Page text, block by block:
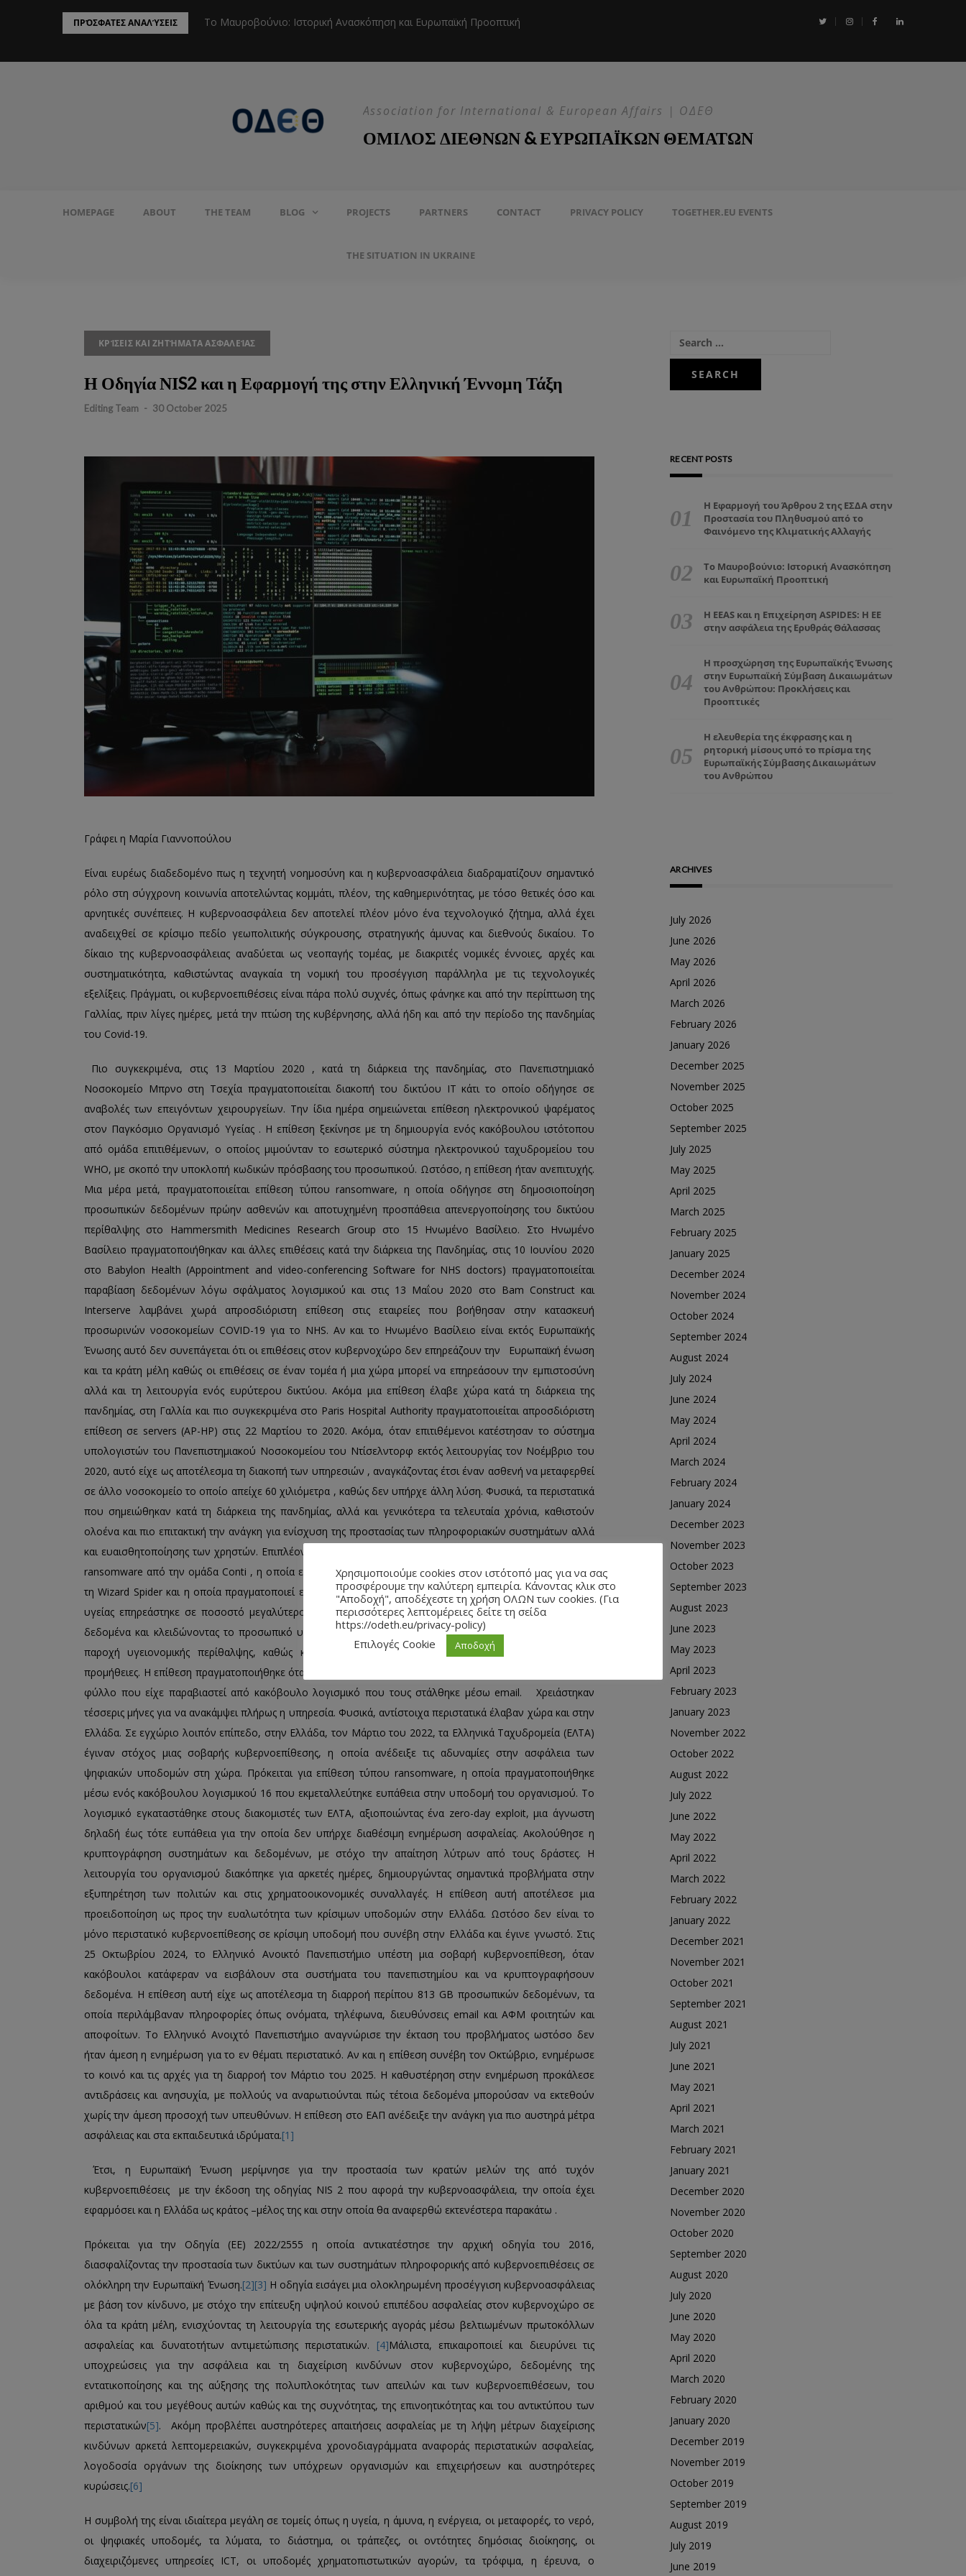
ΠΡΌΣΦΑΤΕΣ ΑΝΑΛΎΣΕΙΣ
Προστασία του Πληθυσμού από το Το Μαυροβούνιο: Ιστορική Ανασκόπηση και Ευρωπαϊκή Προοπτική Η EEAS και η Επιχείρηση ASPIDES: Η ΕΕ στην ασφάλεια της Ερυθράς
Association for International & European Affairs | ΟΔΕΘ
ΟΜΙΛΟΣ ΔΙΕΘΝΩΝ & ΕΥΡΩΠΑΪΚΩΝ ΘΕΜΑΤΩΝ
HOMEPAGE ABOUT THE TEAM BLOG PROJECTS PARTNERS CONTACT PRIVACY POLICY TOGETHER.EU EVENTS
THE SITUATION IN UKRAINE
ΚΡΊΣΕΙΣ ΚΑΙ ΖΗΤΉΜΑΤΑ ΑΣΦΑΛΕΊΑΣ
Η Οδηγία ΝΙS2 και η Εφαρμογή της στην Ελληνική Έννομη Τάξη
Editing Team - 30 October 2025
Γράφει η Μαρία Γιαννοπούλου
Είναι ευρέως διαδεδομένο πως η τεχνητή νοημοσύνη και η κυβερνοασφάλεια διαδραματίζουν σημαντικό
ρόλο στη σύγχρονη κοινωνία αποτελώντας κομμάτι, πλέον, της καθημερινότητας, με τόσο θετικές όσο και
αρνητικές συνέπειες. Η κυβερνοασφάλεια δεν αποτελεί πλέον μόνο ένα τεχνολογικό ζήτημα, αλλά έχει
αναδειχθεί σε κρίσιμο πεδίο γεωπολιτικής σύγκρουσης, στρατηγικής άμυνας και διεθνούς δικαίου. Το
δίκαιο της κυβερνοασφάλειας αναδύεται ως νεοπαγής τομέας, με διακριτές νομικές έννοιες, αρχές και
συστηματικότητα, καθιστώντας αναγκαία τη νομική του προσέγγιση παράλληλα με τις τεχνολογικές
εξελίξεις. Πράγματι, οι κυβερνοεπιθέσεις είναι πάρα πολύ συχνές, όπως φάνηκε και από την περίπτωση της
Γαλλίας, πριν λίγες ημέρες, μετά την πτώση της κυβέρνησης, αλλά ήδη και από την περίοδο της πανδημίας
του Covid-19.
Πιο συγκεκριμένα, στις 13 Μαρτίου 2020 , κατά τη διάρκεια της πανδημίας, στο Πανεπιστημιακό
Νοσοκομείο Μπρνο στη Τσεχία πραγματοποιείται διακοπή του δικτύου IT κάτι το οποίο οδήγησε σε
αναβολές των επειγόντων χειρουργείων. Την ίδια ημέρα σημειώνεται επίθεση ηλεκτρονικού ψαρέματος
στον Παγκόσμιο Οργανισμό Υγείας . Η επίθεση ξεκίνησε με τη δημιουργία ενός κακόβουλου ιστότοπου
από ομάδα επιτιθέμενων, ο οποίος μιμούνταν το εσωτερικό σύστημα ηλεκτρονικού ταχυδρομείου του
WHO, με σκοπό την υποκλοπή κωδικών πρόσβασης του προσωπικού. Ωστόσο, η επίθεση ήταν ανεπιτυχής.
Μια μέρα μετά, πραγματοποιείται επίθεση τύπου ransomware, η οποία οδήγησε στη δημοσιοποίηση
προσωπικών δεδομένων πρώην ασθενών και αποτυχημένη προσπάθεια απενεργοποίησης του δικτύου
περίθαλψης στο Hammersmith Medicines Research Group στο 15 Ηνωμένο Βασίλειο. Στο Ηνωμένο
Βασίλειο πραγματοποιήθηκαν και άλλες επιθέσεις κατά την διάρκεια της Πανδημίας, στις 10 Ιουνίου 2020
στο Babylon Health (Appointment and video-conferencing Software for NHS doctors) πραγματοποιείται
παραβίαση δεδομένων λόγω σφάλματος λογισμικού και στις 13 Μαΐου 2020 στο Bam Construct και
Interserve λαμβάνει χωρά απροσδιόριστη επίθεση στις εταιρείες που βοήθησαν στην κατασκευή
προσωρινών νοσοκομείων COVID-19 για το NHS. Αν και το Ηνωμένο Βασίλειο είναι εκτός Ευρωπαϊκής
Ένωσης αυτό δεν συνεπάγεται ότι οι επιθέσεις στον κυβερνοχώρο δεν επηρεάζουν την Ευρωπαϊκή ένωση
και τα κράτη μέλη καθώς οι επιθέσεις σε έναν τομέα ή μια χώρα μπορεί να επηρεάσουν την εμπιστοσύνη
αλλά και τη λειτουργία ενός ευρύτερου δικτύου. Ακόμα μια επίθεση έλαβε χώρα κατά τη διάρκεια της
πανδημίας, στη Γαλλία και πιο συγκεκριμένα στο Paris Hospital Authority πραγματοποιείται απροσδιόριστη
επίθεση σε servers (AP-HP) στις 22 Μαρτίου το 2020. Ακόμα, όταν επιτιθέμενοι κατέστησαν το σύστημα
υπολογιστών του Πανεπιστημιακού Νοσοκομείου του Ντίσελντορφ εκτός λειτουργίας τον Νοέμβριο του
2020, αυτό είχε ως αποτέλεσμα τη διακοπή των υπηρεσιών , αναγκάζοντας έτσι έναν ασθενή να μεταφερθεί
σε άλλο νοσοκομείο το οποίο απείχε 60 χιλιόμετρα , καθώς δεν υπήρχε άλλη λύση. Φυσικά, τα περιστατικά
που σημειώθηκαν κατά τη διάρκεια της πανδημίας, αλλά και γενικότερα τα τελευταία χρόνια, καθιστούν
ολοένα και πιο επιτακτική την ανάγκη για ενίσχυση της προστασίας των πληροφοριακών συστημάτων αλλά
και ευαισθητοποίησης των χρηστών. Επιπλέον, τον Μάιο του 2021, πραγματοποιήθηκε μια επίθεση τύπου
ransomware από την ομάδα Conti , η οποία είναι μια ρωσόφωνη εγκληματική οργάνωση, συνδεδεμένη με
τη Wizard Spider και η οποία πραγματοποιεί επιθέσεις ransomware, στην Ιρλανδία. Το ιρλανδικό σύστημα
υγείας επηρεάστηκε σε ποσοστό μεγαλύτερο από το 80% της υποδομής πληροφορικής του, κλέβοντας
δεδομένα και κλειδώνοντας το προσωπικό υγειονομικής περίθαλψης από συστήματα απαραίτητα για την
παροχή υγειονομικής περίθαλψης, καθώς και από μη κλινικά συστήματα όπως χρηματοδότηση και
προμήθειες. Η επίθεση πραγματοποιήθηκε όταν ένας χρήστης από το προσωπικό, άνοιξε ένα υπολογιστικό
φύλλο που είχε παραβιαστεί από κακόβουλο λογισμικό που τους στάλθηκε μέσω email. Χρειάστηκαν
τέσσερις μήνες για να ανακάμψει πλήρως η υπηρεσία. Φυσικά, αντίστοιχα περιστατικά έλαβαν χώρα και στην
Ελλάδα. Σε εγχώριο λοιπόν επίπεδο, στην Ελλάδα, τον Μάρτιο του 2022, τα Ελληνικά Ταχυδρομεία (ΕΛΤΑ)
έγιναν στόχος μιας σοβαρής κυβερνοεπίθεσης, η οποία ανέδειξε τις αδυναμίες στην ασφάλεια των
ψηφιακών υποδομών στη χώρα. Πρόκειται για επίθεση τύπου ransomware, η οποία πραγματοποιήθηκε
μέσω ενός κακόβουλου λογισμικού 16 που εκμεταλλεύτηκε ευπάθεια στην υποδομή του οργανισμού. Το
λογισμικό εγκαταστάθηκε στους διακομιστές των ΕΛΤΑ, αξιοποιώντας ένα zero-day exploit, μια άγνωστη
δηλαδή έως τότε ευπάθεια για την οποία δεν υπήρχε διαθέσιμη ενημέρωση ασφαλείας. Ακολούθησε η
κρυπτογράφηση συστημάτων και δεδομένων, με στόχο την απαίτηση λύτρων από τους δράστες. Η
λειτουργία του οργανισμού διακόπηκε για αρκετές ημέρες, δημιουργώντας σημαντικά προβλήματα στην
εξυπηρέτηση των πολιτών και στις χρηματοοικονομικές συναλλαγές. Η επίθεση αυτή αποτέλεσε μια
προειδοποίηση ως προς την ευαλωτότητα των κρίσιμων υποδομών στην Ελλάδα. Ωστόσο δεν είναι το
μόνο περιστατικό κυβερνοεπίθεσης σε κρίσιμη υποδομή που συνέβη στην Ελλάδα και έγινε γνωστό. Στις
25 Οκτωβρίου 2024, το Ελληνικό Ανοικτό Πανεπιστήμιο υπέστη μια σοβαρή κυβερνοεπίθεση, όταν
κακόβουλοι κατάφεραν να εισβάλουν στα συστήματα του πανεπιστημίου και να κρυπτογραφήσουν
δεδομένα. Η επίθεση αυτή είχε ως αποτέλεσμα τη διαρροή περίπου 813 GB προσωπικών δεδομένων, τα
οποία περιλάμβαναν πληροφορίες όπως ονόματα, τηλέφωνα, διευθύνσεις email και ΑΦΜ φοιτητών και
αποφοίτων. Το Ελληνικό Ανοιχτό Πανεπιστήμιο αναγνώρισε την έκταση του προβλήματος ωστόσο δεν
ήταν άμεση η ενημέρωση για το εν θέματι περιστατικό. Αν και η επίθεση συνέβη τον Οκτώβριο, ενημέρωσε
το κοινό και τις αρχές για τη διαρροή τον Μάρτιο του 2025. Η καθυστέρηση στην ενημέρωση προκάλεσε
αντιδράσεις και ανησυχία, με πολλούς να αναρωτιούνται πώς τέτοια δεδομένα μπορούσαν να εκτεθούν
χωρίς την άμεση προσοχή των υπευθύνων. Η επίθεση στο ΕΑΠ ανέδειξε την ανάγκη για πιο αυστηρά μέτρα
ασφάλειας και στα εκπαιδευτικά ιδρύματα.[1]
Έτσι, η Ευρωπαϊκή Ένωση μερίμνησε για την προστασία των κρατών μελών της από τυχόν
κυβερνοεπιθέσεις με την έκδοση της οδηγίας NIS 2 που αφορά την κυβερνοασφάλεια, την οποία έχει
εφαρμόσει και η Ελλάδα ως κράτος –μέλος της και στην οποία θα αναφερθώ εκτενέστερα παρακάτω .
Πρόκειται για την Οδηγία (ΕΕ) 2022/2555 η οποία αντικατέστησε την αρχική οδηγία του 2016,
διασφαλίζοντας την προστασία των δικτύων και των συστημάτων πληροφορικής από κυβερνοεπιθέσεις σε
ολόκληρη την Ευρωπαϊκή Ένωση.[2][3] Η οδηγία εισάγει μια ολοκληρωμένη προσέγγιση κυβερνοασφάλειας
με βάση τον κίνδυνο, με στόχο την επίτευξη υψηλού κοινού επιπέδου ασφαλείας στον κυβερνοχώρο σε
όλα τα κράτη μέλη, ενισχύοντας τη λειτουργία της εσωτερικής αγοράς μέσω βελτιωμένων πρωτοκόλλων
ασφαλείας και δυνατοτήτων αντιμετώπισης περιστατικών. [4]Μάλιστα, επικαιροποιεί και διευρύνει τις
υποχρεώσεις για την ασφάλεια και τη διαχείριση κινδύνων στον κυβερνοχώρο, δεδομένης της
εντατικοποίησης και της αύξησης της πολυπλοκότητας των απειλών και των κυβερνοεπιθέσεων, του
αριθμού και του μεγέθους αυτών καθώς και της συχνότητας, της επινοητικότητας και του αντικτύπου των
περιστατικών[5]. Ακόμη προβλέπει αυστηρότερες απαιτήσεις ασφαλείας με τη λήψη μέτρων διαχείρισης
κινδύνων αρκετά λεπτομερειακών, συγκεκριμένα χρονοδιαγράμματα αναφοράς περιστατικών ασφαλείας,
λογοδοσία οργάνων της διοίκησης των υπόχρεων οργανισμών και επιχειρήσεων και αυστηρότερες
κυρώσεις.[6]
Η συμβολή της είναι ιδιαίτερα μεγάλη σε τομείς όπως η υγεία, η άμυνα, η ενέργεια, οι μεταφορές, το νερό,
οι ψηφιακές υποδομές, τα λύματα, το διάστημα, οι τράπεζες, οι οντότητες δημόσιας διοίκησης, οι
διαχειριζόμενες υπηρεσίες ICT, οι υποδομές χρηματοπιστωτικών αγορών, τα τρόφιμα, η έρευνα, ο
RECENT POSTS
Η Εφαρμογή του Άρθρου 2 της ΕΣΔΑ στην
Προστασία του Πληθυσμού από το
Φαινόμενο της Κλιματικής Αλλαγής
Το Μαυροβούνιο: Ιστορική Ανασκόπηση
και Ευρωπαϊκή Προοπτική
Η EEAS και η Επιχείρηση ASPIDES: Η ΕΕ
στην ασφάλεια της Ερυθράς Θάλασσας
Η προσχώρηση της Ευρωπαϊκής Ένωσης
στην Ευρωπαϊκή Σύμβαση Δικαιωμάτων
του Ανθρώπου: Προκλήσεις και
Προοπτικές
Η ελευθερία της έκφρασης και η
ρητορική μίσους υπό το πρίσμα της
Ευρωπαϊκής Σύμβασης Δικαιωμάτων
του Ανθρώπου
ARCHIVES
July 2026
June 2026
May 2026
April 2026
March 2026
February 2026
January 2026
December 2025
November 2025
October 2025
September 2025
July 2025
May 2025
April 2025
March 2025
February 2025
January 2025
December 2024
November 2024
October 2024
September 2024
August 2024
July 2024
June 2024
May 2024
April 2024
March 2024
February 2024
January 2024
December 2023
November 2023
October 2023
September 2023
August 2023
June 2023
May 2023
April 2023
February 2023
January 2023
November 2022
October 2022
August 2022
July 2022
June 2022
May 2022
April 2022
March 2022
February 2022
January 2022
December 2021
November 2021
October 2021
September 2021
August 2021
July 2021
June 2021
May 2021
April 2021
March 2021
February 2021
January 2021
December 2020
November 2020
October 2020
September 2020
August 2020
July 2020
June 2020
May 2020
April 2020
March 2020
February 2020
January 2020
December 2019
November 2019
October 2019
September 2019
August 2019
July 2019
June 2019
Χρησιμοποιούμε cookies στον ιστότοπό μας για να σας
προσφέρουμε την καλύτερη εμπειρία. Κάνοντας κλικ στο
"Αποδοχή", αποδέχεστε τη χρήση ΟΛΩΝ των cookies. (Για
περισσότερες λεπτομέρειες δείτε τη σείδα
https://odeth.eu/privacy-policy)
Επιλογές Cookie
Αποδοχή